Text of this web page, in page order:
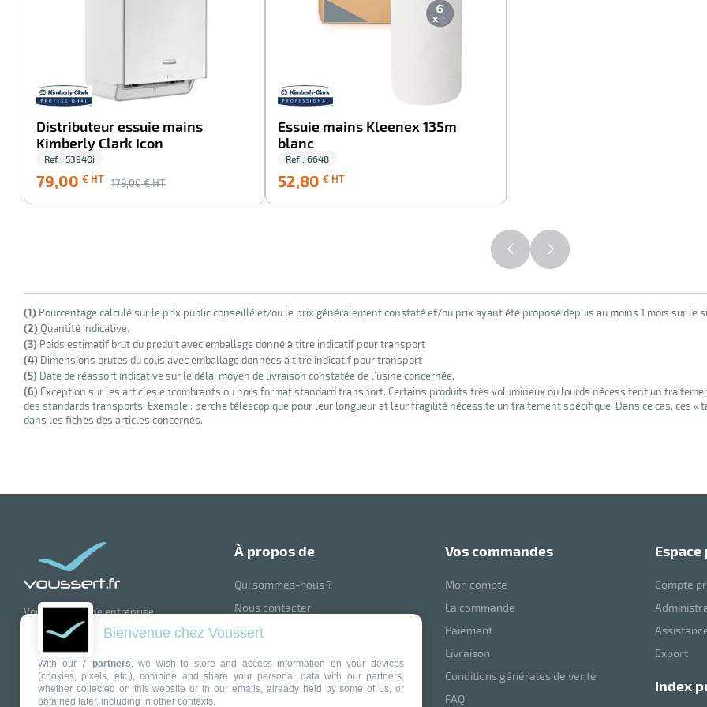
Distributeur essuie mains
Kimberly Clark Icon
Ref : 53940i
79,00 € HT 179,00 € HT
Essuie mains Kleenex 135m
blanc
Ref : 6648
52,80 € HT
HT
(1) Pourcentage calculé sur le prix public conseillé et/ou le prix généralement constaté et/ou prix ayant été proposé depuis au moins 1 mois sur le
(2)Quantité indicative.
(3) Poids estimatif brut du produit avec emballage donné à titre indicatif pour transport
(4) Dimensions brutes du colis avec emballage données à titre indicatif pour transport
(5) Date de réassort indicative sur le délai moyen de livraison constatée de l’usine concernée.
(6) Exception sur les articles encombrants ou hors format standard transport. Certains produits très volumineux ou lourds nécessitent un
des standards transports. Exemple : perche télescopique pour leur longueur et leur fragilité nécessite un traitement spécifique. Dans ce cas, ces
dans les fiches des articles concernés.
Voussert est une entreprise
française renommée, spécialisée
dans la vente en ligne de produits et
matériel d'entretien pour les
professionnels et particuliers.
Avec plus de 30 ans d'expérience,
Voussert offre une large gamme de
à propos de
Qui sommes-nous ?
Nous contacter
Blog
Mentions légales
vos commandes
Mon compte
La commande
Paiement
Livraison
Conditions générales de vente
FAQ
Compte
Export
index
Bienvenue chez Voussert
With our 7 partners, we wish to store and access information on your devices
(cookies, pixels, etc.), combine and share your personal data with our partners,
whether collected on this website or in our emails, already held by some of us, or
obtained later, including in other contexts.